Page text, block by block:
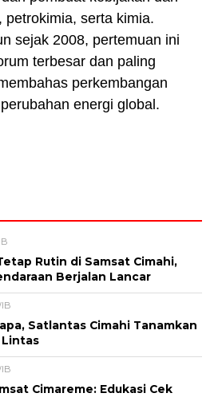
petrokimia, serta kimia.
sejak 2008, pertemuan ini
terbesar dan paling
perkembangan
energi global.
Rutin di Samsat Cimahi,
Berjalan Lancar
Satlantas Cimahi Tanamkan
Lintas
Cimareme: Edukasi Cek